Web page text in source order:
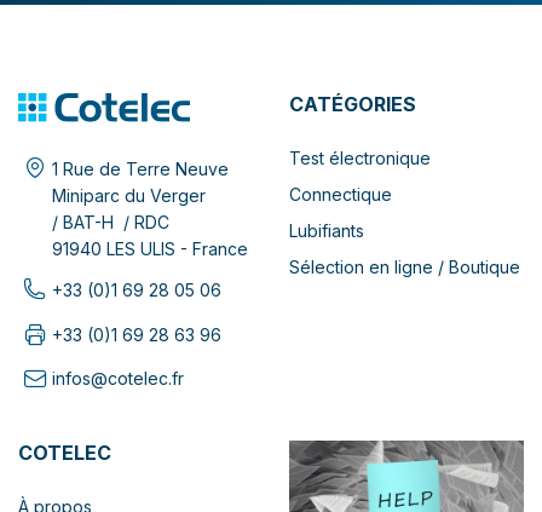
1 Rue de Terre Neuve
Miniparc du Verger
/ BAT-H / RDC
91940 LES ULIS - France
+33 (0)1 69 28 05 06
+33 (0)1 69 28 63 96
infos@cotelec.fr
CATÉGORIES
Test électronique
Connectique
Lubifiants
Sélection en ligne / Boutique
COTELEC
À propos